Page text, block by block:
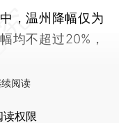
，温州降幅仅为
均不超过20%，
阅读
读权限